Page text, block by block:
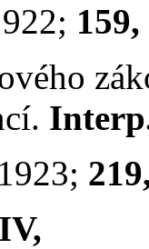
159,